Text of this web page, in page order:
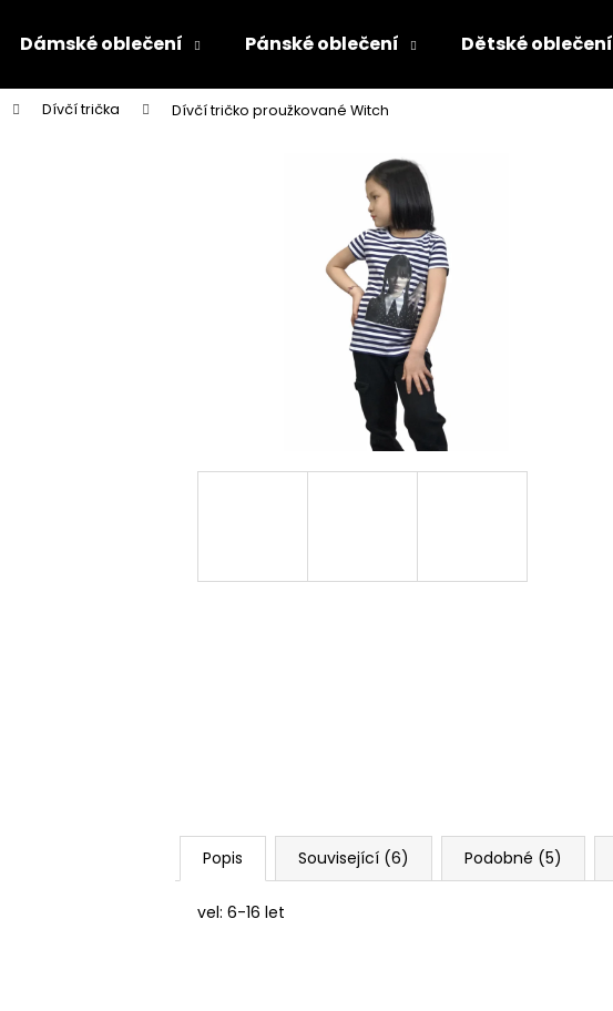
Dámské oblečení Pánské oblečení Dětské oblečení
Dívčí trička Dívčí tričko proužkované Witch
Popis Související (6) Podobné (5)
vel: 6-16 let
Co potřebujete najít?
Doporučujeme